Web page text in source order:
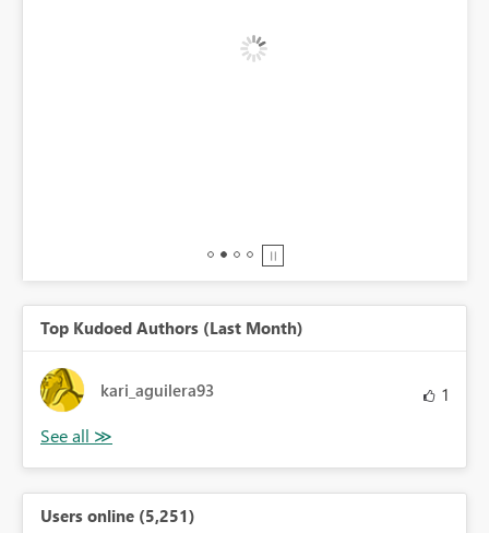
Top Kudoed Authors (Last Month)
kari_aguilera93 1
Users online (5,251)